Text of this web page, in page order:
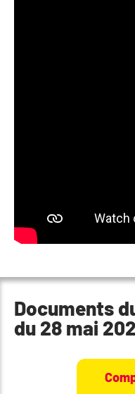
Documents
du 28 mai